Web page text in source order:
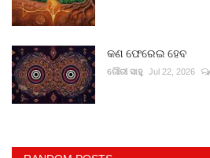
କଣ ଫେରେଇ ହେବ
ଗୌରୀ ସାହୁ Jul 22, 2026